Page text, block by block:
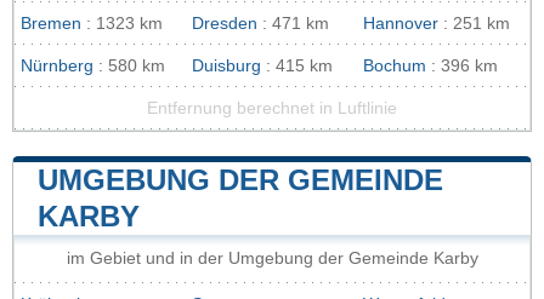
Bremen : 1323 km Dresden : 471 km Hannover : 251 km
Nürnberg : 580 km Duisburg : 415 km Bochum : 396 km
Entfernung berechnet in Luftlinie
UMGEBUNG DER GEMEINDE
KARBY
im Gebiet und in der Umgebung der Gemeinde Karby